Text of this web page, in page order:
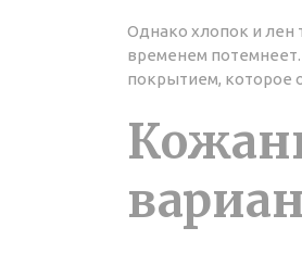
Однако хлопок и лен
временем
покрытием, которое